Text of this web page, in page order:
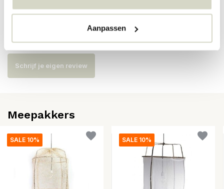
Aanpassen
Reviews
Er zijn nog geen reviews geschreven over dit product..
Schrijf je eigen review
Meepakkers
SALE 10% SALE 10%